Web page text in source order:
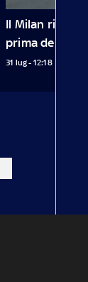
Il Milan ricorda
prima
31 lug - 12:18